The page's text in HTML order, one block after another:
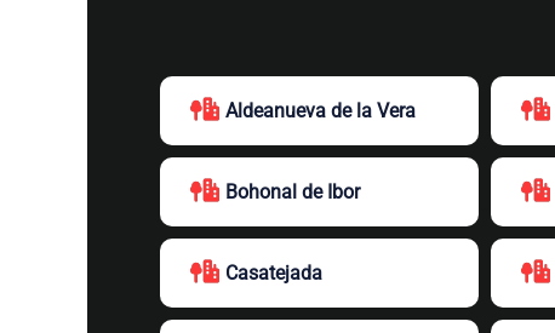
Aldeanueva de la Vera
Bohonal de Ibor
Casatejada